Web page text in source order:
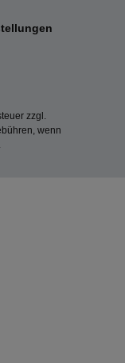
zzgl.
wenn